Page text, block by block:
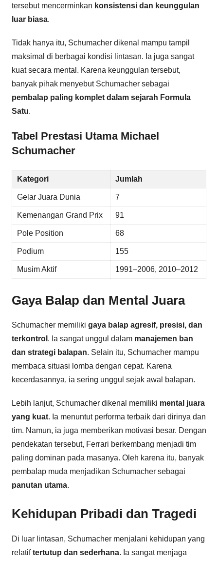
tersebut mencerminkan konsistensi dan keunggulan
luar biasa.
Tidak hanya itu, Schumacher dikenal mampu tampil
maksimal di berbagai kondisi lintasan. Ia juga sangat
kuat secara mental. Karena keunggulan tersebut,
banyak pihak menyebut Schumacher sebagai
pembalap paling komplet dalam sejarah Formula
Satu.
Tabel Prestasi Utama Michael
Schumacher
Kategori Jumlah
Gelar Juara Dunia 7
Kemenangan Grand Prix 91
Pole Position 68
Podium 155
Musim Aktif 1991–2006, 2010–2012
Gaya Balap dan Mental Juara
Schumacher memiliki gaya balap agresif, presisi, dan
terkontrol . Ia sangat unggul dalam manajemen ban
dan strategi balapan. Selain itu, Schumacher mampu
membaca situasi lomba dengan cepat. Karena
kecerdasannya, ia sering unggul sejak awal balapan.
Lebih lanjut, Schumacher dikenal memiliki mental juara
yang kuat. Ia menuntut performa terbaik dari dirinya dan
tim. Namun, ia juga memberikan motivasi besar. Dengan
pendekatan tersebut, Ferrari berkembang menjadi tim
paling dominan pada masanya. Oleh karena itu, banyak
pembalap muda menjadikan Schumacher sebagai
panutan utama.
Kehidupan Pribadi dan Tragedi
Di luar lintasan, Schumacher menjalani kehidupan yang
relatiftertutup dan sederhana. Ia sangat menjaga